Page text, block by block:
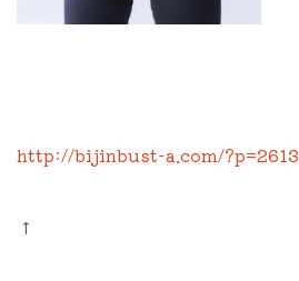
http://bijinbust-a.com/?p=2613
↑